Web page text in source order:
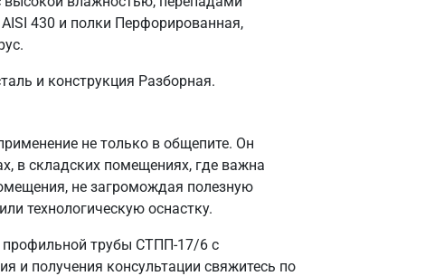
430 и полки Перфорированная,
и конструкция Разборная.
не только в общепите. Он
в складских помещениях, где важна
не загромождая полезную
технологическую оснастку.
профильной трубы СТПП-17/6 с
и получения консультации свяжитесь по